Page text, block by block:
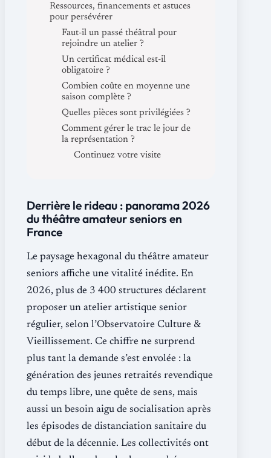
Ressources, financements et astuces
pour persévérer
Faut-il un passé théâtral pour
rejoindre un atelier ?
Un certificat médical est-il
obligatoire ?
Combien coûte en moyenne une
saison complète ?
Quelles pièces sont privilégiées ?
Comment gérer le trac le jour de
la représentation ?
Continuez votre visite
Derrière le rideau : panorama 2026
du théâtre amateur seniors en
France
Le paysage hexagonal du théâtre amateur
seniors affiche une vitalité inédite. En
2026, plus de 3 400 structures déclarent
proposer un atelier artistique senior
régulier, selon l’Observatoire Culture &
Vieillissement. Ce chiffre ne surprend
plus tant la demande s’est envolée : la
génération des jeunes retraités revendique
du temps libre, une quête de sens, mais
aussi un besoin aigu de socialisation après
les épisodes de distanciation sanitaire du
début de la décennie. Les collectivités ont